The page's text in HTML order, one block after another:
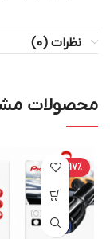
نظرات (0)
محصولات
-17%